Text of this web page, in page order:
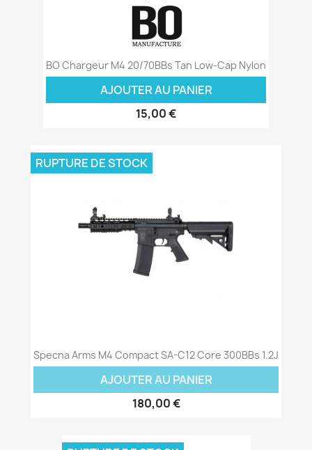
BO Chargeur M4 20/70BBs Tan Low-Cap Nylon
AJOUTER AU PANIER
15,00 €
Specna Arms M4 Compact SA-C12 Core 300BBs 1.2J
AJOUTER AU PANIER
180,00 €
RUPTURE DE STOCK